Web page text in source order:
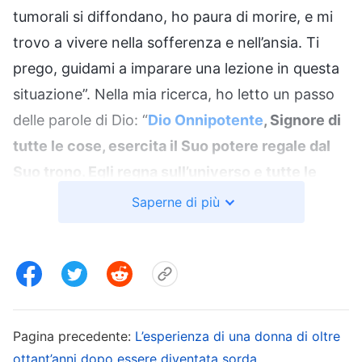
tumorali si diffondano, ho paura di morire, e mi
trovo a vivere nella sofferenza e nell’ansia. Ti
prego, guidami a imparare una lezione in questa
situazione”. Nella mia ricerca, ho letto un passo
delle parole di Dio: “Dio Onnipotente, Signore di
tutte le cose, esercita il Suo potere regale dal
Suo trono. Egli regna sull’universo e tutte le
cose, e compie l’azione di guidarci su tutta la
mai mancare neppure un momento, e sempre
affari e le cose, tutto esiste in virtù del
Saperne di più
Pagina precedente: L’esperienza di una donna di oltre
ottant’anni dopo essere diventata sorda